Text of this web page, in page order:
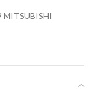
MITSUBISHI